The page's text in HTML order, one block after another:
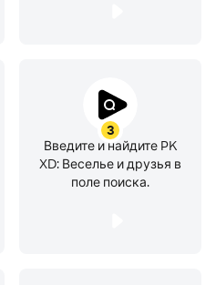
3
Введите и найдите PK
XD: Веселье и друзья в
поле поиска.